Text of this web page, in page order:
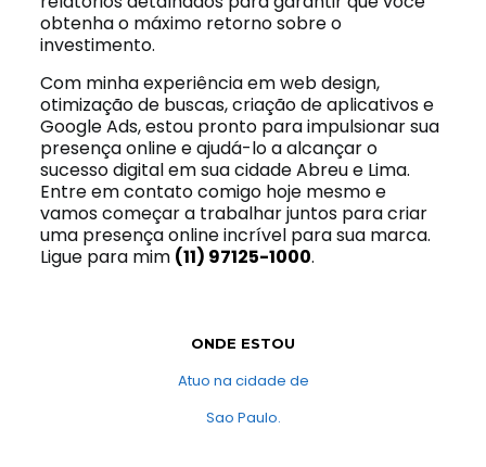
obtenha o máximo retorno sobre o
investimento.
Com minha experiência em web design,
otimização de buscas, criação de aplicativos e
Google Ads, estou pronto para impulsionar sua
presença online e ajudá-lo a alcançar o
sucesso digital em sua cidade Abreu e Lima.
Entre em contato comigo hoje mesmo e
vamos começar a trabalhar juntos para criar
uma presença online incrível para sua marca.
Ligue para mim (11) 97125-1000.
ONDE ESTOU
Atuo na cidade de
Sao Paulo.